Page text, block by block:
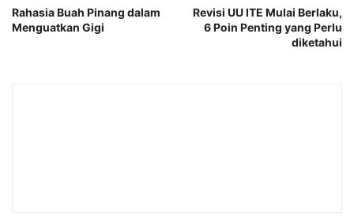
Rahasia Buah Pinang dalam
Menguatkan Gigi
Revisi UU ITE Mulai Berlaku,
6 Poin Penting yang Perlu
diketahui